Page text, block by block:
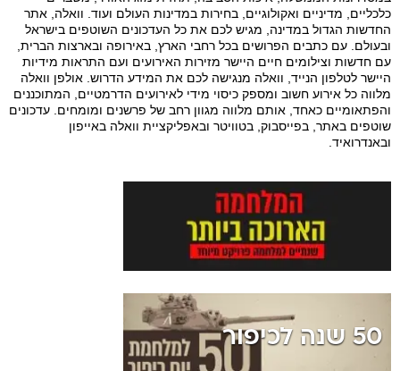
כלכליים, מדיניים ואקולוגיים, בחירות במדינות העולם ועוד. וואלה, אתר
החדשות הגדול במדינה, מגיש לכם את כל העדכונים השוטפים בישראל
ובעולם. עם כתבים הפרושים בכל רחבי הארץ, באירופה ובארצות הברית,
עם חדשות וצילומים חיים היישר מזירות האירועים ועם התראות מידיות
היישר לטלפון הנייד, וואלה מנגישה לכם את המידע הדרוש. אולפן וואלה
מלווה כל אירוע חשוב ומספק כיסוי מידי לאירועים הדרמטיים, המתוכננים
והפתאומיים כאחד, אותם מלווה מגוון רחב של פרשנים ומומחים. עדכונים
שוטפים באתר, בפייסבוק, בטוויטר ובאפליקציית וואלה באייפון
ובאנדרואיד.
50 שנה לכיפור